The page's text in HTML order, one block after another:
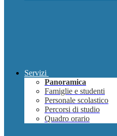
Servizi
Panoramica
Famiglie e studenti
Personale scolastico
Percorsi di studio
Quadro orario